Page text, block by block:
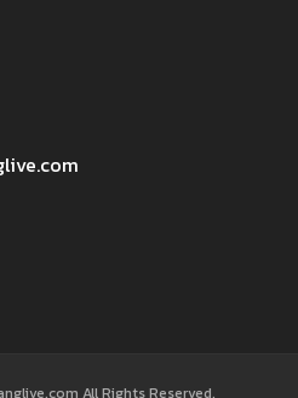
All Rights Reserved.